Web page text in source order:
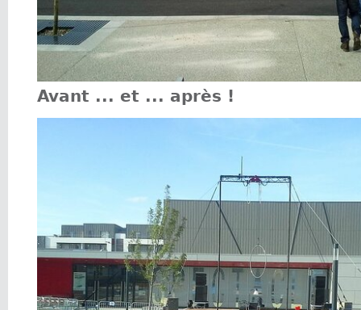
Avant ... et ... après !